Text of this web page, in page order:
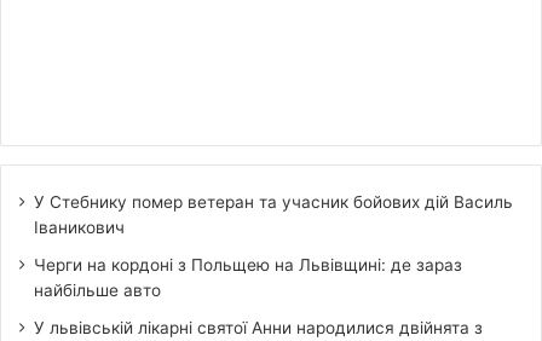
У Стебнику помер ветеран та учасник бойових дій Василь
Іваникович
Черги на кордоні з Польщею на Львівщині: де зараз
найбільше авто
У львівській лікарні святої Анни народилися двійнята з